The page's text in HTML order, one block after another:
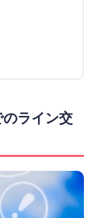
ライン交